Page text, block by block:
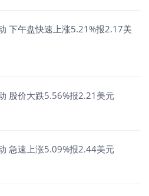
下午盘快速上涨5.21%报2.17美
股价大跌5.56%报2.21美元
急速上涨5.09%报2.44美元